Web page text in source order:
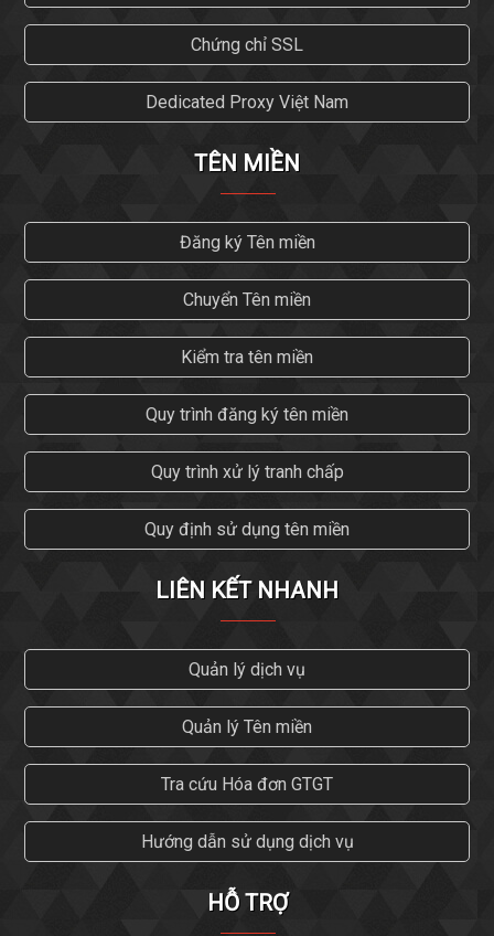
Chứng chỉ SSL
Dedicated Proxy Việt Nam
TÊN MIỀN
Đăng ký Tên miền
Chuyển Tên miền
Kiểm tra tên miền
Quy trình đăng ký tên miền
Quy trình xử lý tranh chấp
Quy định sử dụng tên miền
LIÊN KẾT NHANH
Quản lý dịch vụ
Quản lý Tên miền
Tra cứu Hóa đơn GTGT
Hướng dẫn sử dụng dịch vụ
HỖ TRỢ